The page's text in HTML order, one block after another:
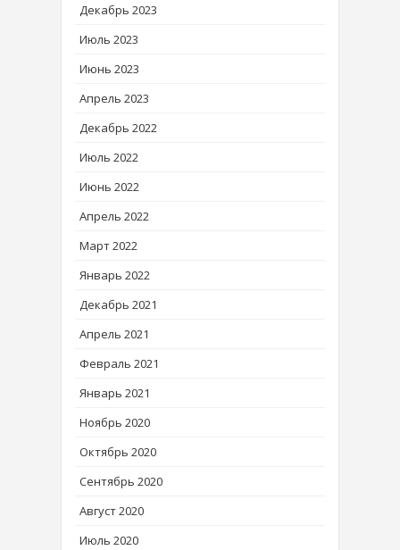
Декабрь 2023
Июль 2023
Июнь 2023
Апрель 2023
Декабрь 2022
Июль 2022
Июнь 2022
Апрель 2022
Март 2022
Январь 2022
Декабрь 2021
Апрель 2021
Февраль 2021
Январь 2021
Ноябрь 2020
Октябрь 2020
Сентябрь 2020
Август 2020
Июль 2020